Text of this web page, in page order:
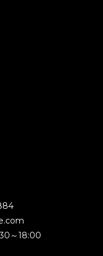
～18:00